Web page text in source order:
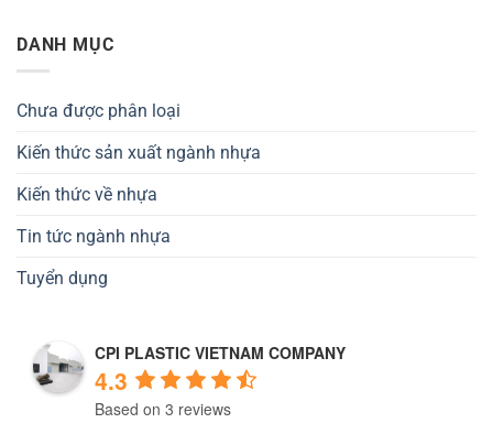
DANH MỤC
Chưa được phân loại
Kiến thức sản xuất ngành nhựa
Kiến thức về nhựa
Tin tức ngành nhựa
Tuyển dụng
CPI PLASTIC VIETNAM COMPANY
4.3
Based on 3 reviews